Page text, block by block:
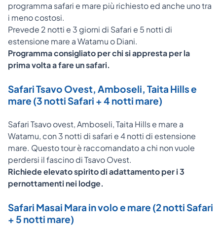
programma safari e mare più richiesto ed anche uno tra
i meno costosi.
Prevede 2 notti e 3 giorni di Safari e 5 notti di
estensione mare a Watamu o Diani.
Programma consigliato per chi si appresta per la
prima volta a fare un safari.
Safari Tsavo Ovest, Amboseli, Taita Hills e
mare (3 notti Safari + 4 notti mare)
Safari Tsavo ovest, Amboseli, Taita Hills e mare a
Watamu, con 3 notti di safari e 4 notti di estensione
mare. Questo tour è raccomandato a chi non vuole
perdersi il fascino di Tsavo Ovest.
Richiede elevato spirito di adattamento per i 3
pernottamenti nei lodge.
Safari Masai Mara in volo e mare (2 notti Safari
+ 5 notti mare)